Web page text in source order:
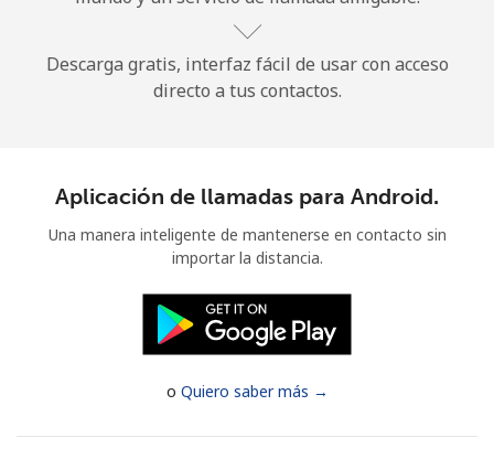
Una letra mayúscula y una minúscula
Un caracter especial
Mantente en contacto para recibir nuestras mejores
Términos y condiciones.
Descarga gratis, interfaz fácil de usar con acceso
directo a tus contactos.
Aplicación de llamadas para Android.
Una manera inteligente de mantenerse en contacto sin
importar la distancia.
o Quiero saber más →